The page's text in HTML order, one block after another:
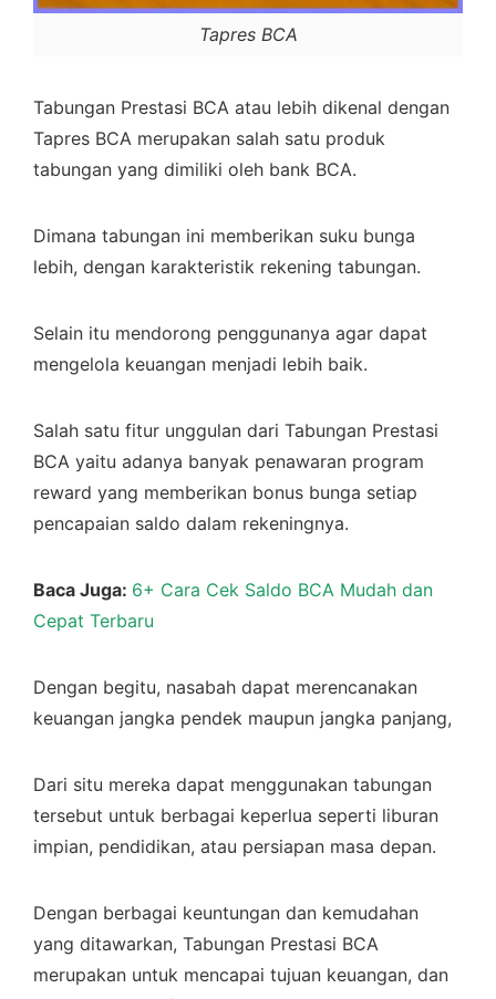
Tapres BCA
Tabungan Prestasi BCA atau lebih dikenal dengan
Tapres BCA merupakan salah satu produk
tabungan yang dimiliki oleh bank BCA.
Dimana tabungan ini memberikan suku bunga
lebih, dengan karakteristik rekening tabungan.
Selain itu mendorong penggunanya agar dapat
mengelola keuangan menjadi lebih baik.
Salah satu fitur unggulan dari Tabungan Prestasi
BCA yaitu adanya banyak penawaran program
reward yang memberikan bonus bunga setiap
pencapaian saldo dalam rekeningnya.
Baca Juga: 6+ Cara Cek Saldo BCA Mudah dan
Cepat Terbaru
Dengan begitu, nasabah dapat merencanakan
keuangan jangka pendek maupun jangka panjang,
Dari situ mereka dapat menggunakan tabungan
tersebut untuk berbagai keperlua seperti liburan
impian, pendidikan, atau persiapan masa depan.
Dengan berbagai keuntungan dan kemudahan
yang ditawarkan, Tabungan Prestasi BCA
merupakan untuk mencapai tujuan keuangan, dan